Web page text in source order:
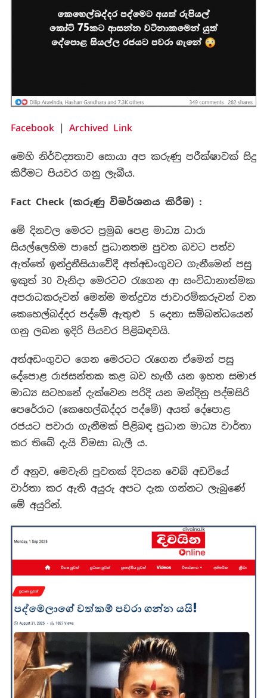
Facebook| Archived Link
මෙහි නිර්වද්‍යතාව සොයා අප කරුණු පරීක්ෂාවක් සිදු
කිරීමට පියවර ගනු ලැබීය.
Fact Check (කරුණු විමර්ශනය කිරීම) :
මේ දිනවල මෙරට ප්‍රමුඛ පෙළ මාධ්‍ය ධාරා
සියල්ලෙහිම පාහේ ප්‍රධානතම පුවත බවට පත්ව
ඇත්තේ ඉන්දුනීසියාවේදී අත්අඩංගුවට ගැනීමෙන් පසු
ඉකුත් 30 වැනිදා මෙරටට රැගෙන ආ සංවිධානාත්මක
අපරාධකරුවන් මෙන්ම මත්ද්‍රව්‍ය ජාවාරම්කරුවන් වන
කෙහෙල්බද්දර පද්මේ ඇතුළු 5 දෙනා සම්බන්ධයෙන්
ගනු ලබන ඉදිරි පියවර පිළිබඳවයි.
අත්අඩංගුවට ගෙන මෙරටට රැගෙන ඒමෙන් පසු
දේපොළ රාජසන්තක කළ බව හැඟී යන ඉහත සමාජ
මාධ්‍ය සටහනේ දැක්වෙන පරිදි යන මන්දිනු පද්මසිරි
පෙරේරාට (කෙහෙල්බද්දර පද්මේ) අයත් දේපොළ
රජයට පවාරා ගැනීමක් පිළිබඳ ප්‍රධාන මාධ්‍ය වාර්තා
කර තිබේ දැයි විමසා බැලී ය.
ඒ අනුව, මෙවැනි පුවතක් දිවයන වෙබ් අඩවියේ
වාර්තා කර ඇති අයුරු අපට දැක ගන්නට ලැබුණේ
මේ අයුරින්.